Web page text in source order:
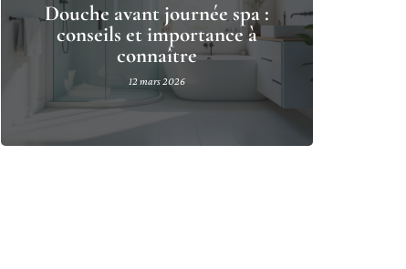
Douche avant journée spa :
conseils et importance à
connaître
12 mars 2026